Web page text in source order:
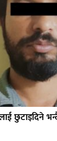
छुटाइदिने